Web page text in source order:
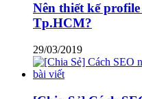
Nên thiết kế
Tp.HCM?
29/03/2019